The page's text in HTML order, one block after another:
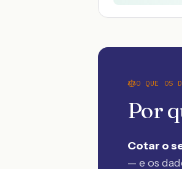
O QUE OS
Por
Cotar o
— e os